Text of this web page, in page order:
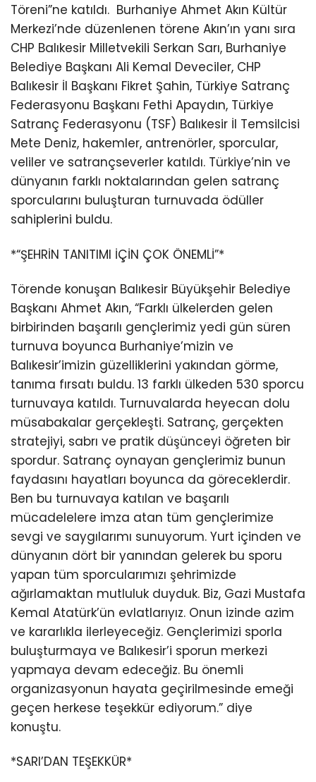
Töreni”ne katıldı. Burhaniye Ahmet Akın Kültür
Merkezi’nde düzenlenen törene Akın’ın yanı sıra
CHP Balıkesir Milletvekili Serkan Sarı, Burhaniye
Belediye Başkanı Ali Kemal Deveciler, CHP
Balıkesir İl Başkanı Fikret Şahin, Türkiye Satranç
Federasyonu Başkanı Fethi Apaydın, Türkiye
Satranç Federasyonu (TSF) Balıkesir İl Temsilcisi
Mete Deniz, hakemler, antrenörler, sporcular,
veliler ve satrançseverler katıldı. Türkiye’nin ve
dünyanın farklı noktalarından gelen satranç
sporcularını buluşturan turnuvada ödüller
sahiplerini buldu.
*“ŞEHRİN TANITIMI İÇİN ÇOK ÖNEMLİ”*
Törende konuşan Balıkesir Büyükşehir Belediye
Başkanı Ahmet Akın, “Farklı ülkelerden gelen
birbirinden başarılı gençlerimiz yedi gün süren
turnuva boyunca Burhaniye’mizin ve
Balıkesir’imizin güzelliklerini yakından görme,
tanıma fırsatı buldu. 13 farklı ülkeden 530 sporcu
turnuvaya katıldı. Turnuvalarda heyecan dolu
müsabakalar gerçekleşti. Satranç, gerçekten
stratejiyi, sabrı ve pratik düşünceyi öğreten bir
spordur. Satranç oynayan gençlerimiz bunun
faydasını hayatları boyunca da göreceklerdir.
Ben bu turnuvaya katılan ve başarılı
mücadelelere imza atan tüm gençlerimize
sevgi ve saygılarımı sunuyorum. Yurt içinden ve
dünyanın dört bir yanından gelerek bu sporu
yapan tüm sporcularımızı şehrimizde
ağırlamaktan mutluluk duyduk. Biz, Gazi Mustafa
Kemal Atatürk’ün evlatlarıyız. Onun izinde azim
ve kararlıkla ilerleyeceğiz. Gençlerimizi sporla
buluşturmaya ve Balıkesir’i sporun merkezi
yapmaya devam edeceğiz. Bu önemli
organizasyonun hayata geçirilmesinde emeği
geçen herkese teşekkür ediyorum.” diye
konuştu.
*SARI’DAN TEŞEKKÜR*